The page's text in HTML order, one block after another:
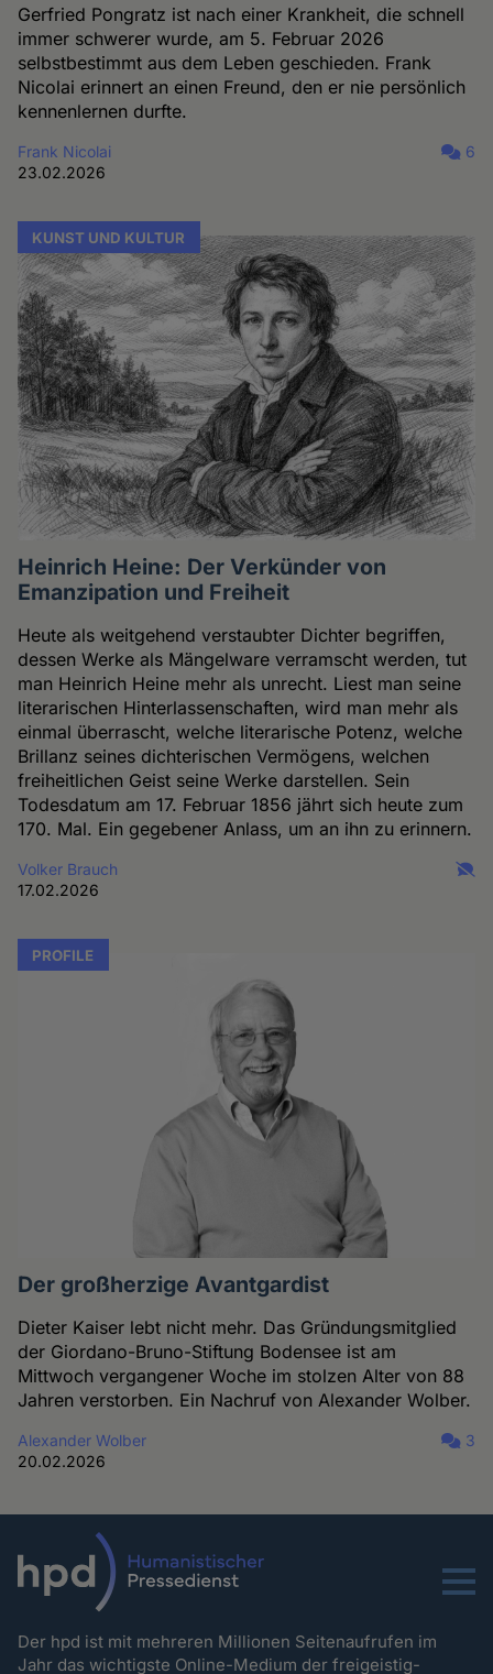
Gerfried Pongratz ist nach einer Krankheit, die schnell
immer schwerer wurde, am 5. Februar 2026
selbstbestimmt aus dem Leben geschieden. Frank
Nicolai erinnert an einen Freund, den er nie persönlich
kennenlernen durfte.
Frank Nicolai
23.02.2026
6
KUNST UND KULTUR
Heinrich Heine: Der Verkünder von
Emanzipation und Freiheit
Heute als weitgehend verstaubter Dichter begriffen,
dessen Werke als Mängelware verramscht werden, tut
man Heinrich Heine mehr als unrecht. Liest man seine
literarischen Hinterlassenschaften, wird man mehr als
einmal überrascht, welche literarische Potenz, welche
Brillanz seines dichterischen Vermögens, welchen
freiheitlichen Geist seine Werke darstellen. Sein
Todesdatum am 17. Februar 1856 jährt sich heute zum
170. Mal. Ein gegebener Anlass, um an ihn zu erinnern.
Volker Brauch
17.02.2026
PROFILE
Der großherzige Avantgardist
Dieter Kaiser lebt nicht mehr. Das Gründungsmitglied
der Giordano-Bruno-Stiftung Bodensee ist am
Mittwoch vergangener Woche im stolzen Alter von 88
Jahren verstorben. Ein Nachruf von Alexander Wolber.
Alexander Wolber
20.02.2026
3
Menu
Der hpd ist mit mehreren Millionen Seitenaufrufen im
Jahr das wichtigste Online-Medium der freigeistig-